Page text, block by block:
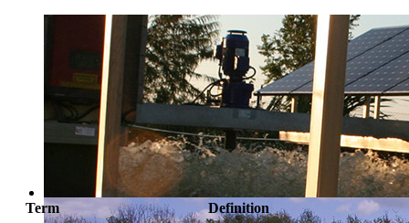
Term Definition